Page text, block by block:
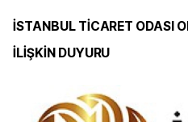
İSTANBUL TİCARET ODASI ORGAN SEÇİMLERİNE
İLİŞKİN DUYURU